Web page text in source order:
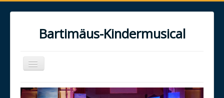
Bartimäus-Kindermusical
Toggle
Navigation
Home